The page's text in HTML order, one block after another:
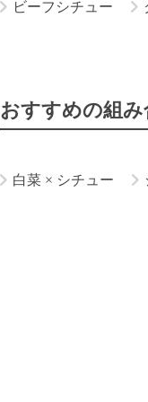
ビーフシチュー
おすすめの組み
白菜 × シチュー